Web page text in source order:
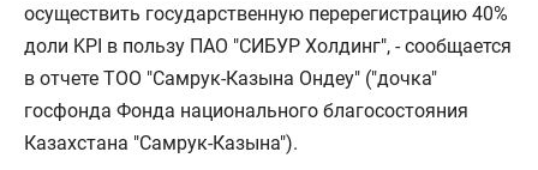
осуществить государственную перерегистрацию 40%
доли KPI в пользу ПАО "СИБУР Холдинг", - сообщается
в отчете ТОО "Самрук-Казына Ондеу" ("дочка"
госфонда Фонда национального благосостояния
Казахстана "Самрук-Казына").